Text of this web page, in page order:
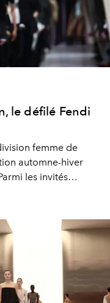
le défilé Fendi
femme de
automne-hiver
les invités
Alessandra